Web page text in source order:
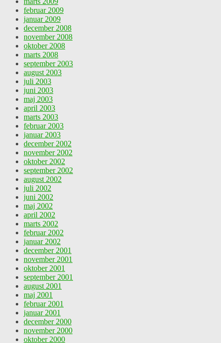
februar 2009
januar 2009
december 2008
november 2008
oktober 2008
marts 2008
september 2003
august 2003
juli 2003
juni 2003
maj 2003
april 2003
marts 2003
februar 2003
januar 2003
december 2002
november 2002
oktober 2002
september 2002
august 2002
juli 2002
juni 2002
maj 2002
april 2002
marts 2002
februar 2002
januar 2002
december 2001
november 2001
oktober 2001
september 2001
august 2001
maj 2001
februar 2001
januar 2001
december 2000
november 2000
oktober 2000